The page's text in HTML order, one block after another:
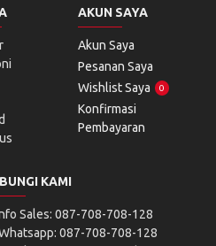
AKUN SAYA
Akun Saya
Pesanan Saya
Wishlist Saya
0
Konfirmasi
Pembayaran
KAMI
Sales: 087-708-708-128
087-708-708-128